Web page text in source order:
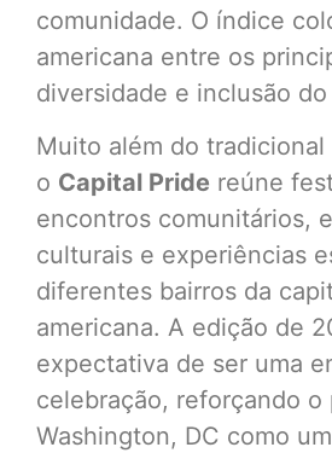
comunidade. O índice
americana entre os
diversidade e inclusão do
Muito além do tradicional
o Capital Pride reúne
encontros comunitários,
culturais e experiências
diferentes bairros da
americana. A edição de
expectativa de ser uma
celebração, reforçando o
Washington, DC como